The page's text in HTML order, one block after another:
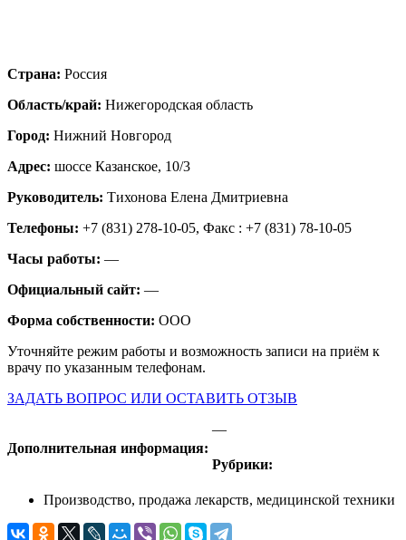
Страна: Россия
Область/край: Нижегородская область
Город: Нижний Новгород
Адрес: шоссе Казанское, 10/3
Руководитель: Тихонова Елена Дмитриевна
Телефоны: +7 (831) 278-10-05, Факс : +7 (831) 78-10-05
Часы работы: —
Официальный сайт: —
Форма собственности: ООО
Уточняйте режим работы и возможность записи на приём к
врачу по указанным телефонам.
ЗАДАТЬ ВОПРОС ИЛИ ОСТАВИТЬ ОТЗЫВ
Дополнительная информация:
—
Рубрики:
Производство, продажа лекарств, медицинской техники